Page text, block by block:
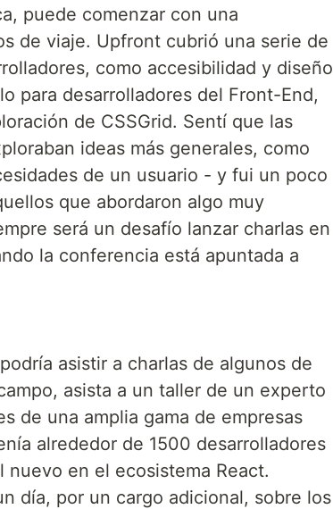
puede comenzar con una
de viaje. Upfront cubrió una serie de
como accesibilidad y diseño
para desarrolladores del Front-End,
de CSSGrid. Sentí que las
ideas más generales, como
de un usuario - y fui un poco
que abordaron algo muy
será un desafío lanzar charlas en
la conferencia está apuntada a
asistir a charlas de algunos de
asista a un taller de un experto
de una amplia gama de empresas
alrededor de 1500 desarrolladores
en el ecosistema React.
día, por un cargo adicional, sobre los